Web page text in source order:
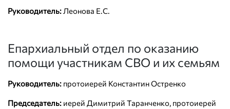
Руководитель: Леонова Е.С.
Епархиальный отдел по оказанию
помощи участникам СВО и их семьям
Руководитель: протоиерей Константин Остренко
Председатель: иерей Димитрий Таранченко, протоиерей